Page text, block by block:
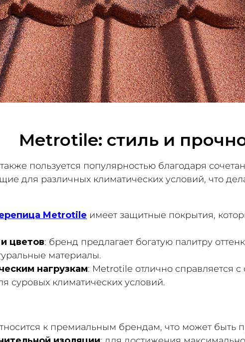
Metrotile: стиль и
пользуется популярностью благодаря
для различных климатических условий, что
Metrotile имеет защитные покрытия,
цветов: бренд предлагает богатую палитру
материалы.
нагрузкам: Metrotile отлично справляется
суровых климатических условий.
к премиальным брендам, что может быть